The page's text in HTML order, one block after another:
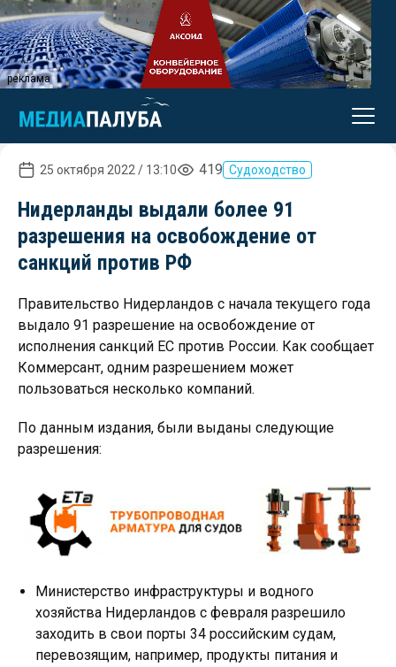
реклама
25 октября 2022 / 13:10 419 Судоходство
Нидерланды выдали более 91
разрешения на освобождение от
санкций против РФ
Правительство Нидерландов с начала текущего года
выдало 91 разрешение на освобождение от
исполнения санкций ЕС против России. Как сообщает
Коммерсант, одним разрешением может
пользоваться несколько компаний.
По данным издания, были выданы следующие
разрешения:
Министерство инфраструктуры и водного
хозяйства Нидерландов с февраля разрешило
заходить в свои порты 34 российским судам,
перевозящим, например, продукты питания и